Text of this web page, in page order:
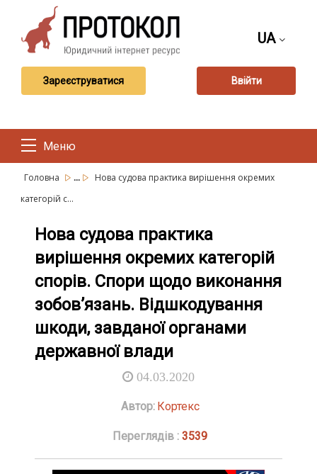
UA
Зареєструватися Ввійти
Меню
Головна ...
Нова судова практика вирішення окремих
категорій с...
Нова судова практика
вирішення окремих категорій
спорів. Спори щодо виконання
зобов’язань. Відшкодування
шкоди, завданої органами
державної влади
04.03.2020
Автор: Кортекс
Переглядів :3539